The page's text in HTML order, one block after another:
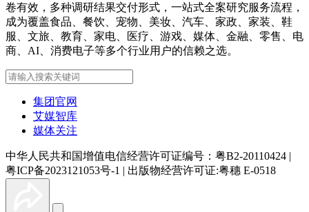
卷有效，多种调研结果交付形式，一站式全案研究服务流程，
成为覆盖食品、餐饮、宠物、美妆、汽车、家政、家装、鞋
服、文旅、教育、家电、医疗、游戏、媒体、金融、零售、电
商、AI、消费电子等多个行业用户的信赖之选。
集团官网
艾媒智库
媒体关注
中华人民共和国增值电信经营许可证编号：粤B2-20110424 |
粤ICP备2023121053号-1 | 出版物经营许可证:粤穗 E-0518